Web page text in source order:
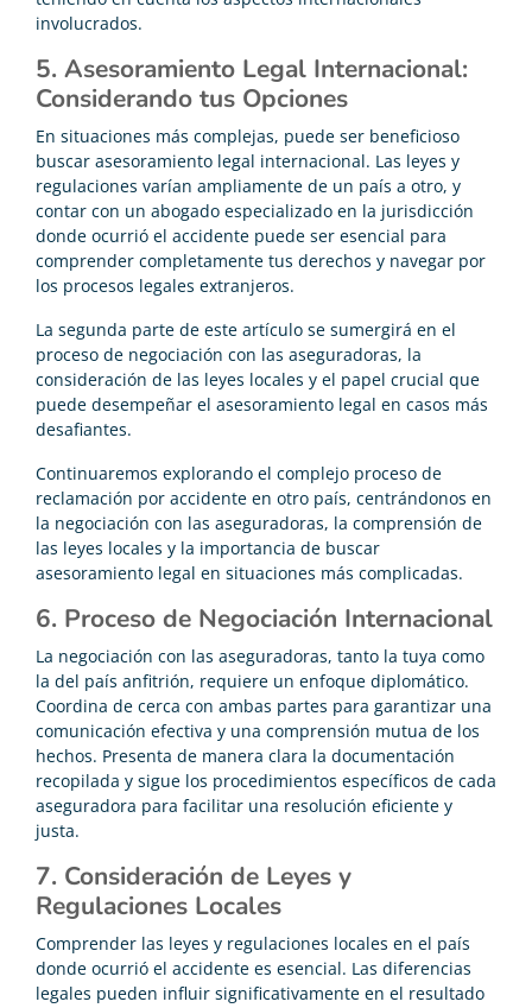
involucrados.
5. Asesoramiento Legal Internacional:
Considerando tus Opciones
En situaciones más complejas, puede ser beneficioso
buscar asesoramiento legal internacional. Las leyes y
regulaciones varían ampliamente de un país a otro, y
contar con un abogado especializado en la jurisdicción
donde ocurrió el accidente puede ser esencial para
comprender completamente tus derechos y navegar por
los procesos legales extranjeros.
La segunda parte de este artículo se sumergirá en el
proceso de negociación con las aseguradoras, la
consideración de las leyes locales y el papel crucial que
puede desempeñar el asesoramiento legal en casos más
desafiantes.
Continuaremos explorando el complejo proceso de
reclamación por accidente en otro país, centrándonos en
la negociación con las aseguradoras, la comprensión de
las leyes locales y la importancia de buscar
asesoramiento legal en situaciones más complicadas.
6. Proceso de Negociación Internacional
La negociación con las aseguradoras, tanto la tuya como
la del país anfitrión, requiere un enfoque diplomático.
Coordina de cerca con ambas partes para garantizar una
comunicación efectiva y una comprensión mutua de los
hechos. Presenta de manera clara la documentación
recopilada y sigue los procedimientos específicos de cada
aseguradora para facilitar una resolución eficiente y
justa.
7. Consideración de Leyes y
Regulaciones Locales
Comprender las leyes y regulaciones locales en el país
donde ocurrió el accidente es esencial. Las diferencias
legales pueden influir significativamente en el resultado